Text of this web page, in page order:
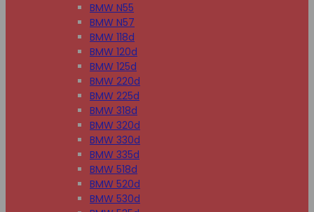
BMW N55
BMW N57
BMW 118d
BMW 120d
BMW 125d
BMW 220d
BMW 225d
BMW 318d
BMW 320d
BMW 330d
BMW 335d
BMW 518d
BMW 520d
BMW 530d